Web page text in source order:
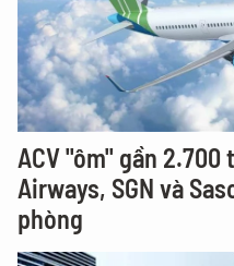
ACV "ôm" gần
Airways, SGN và
phòng